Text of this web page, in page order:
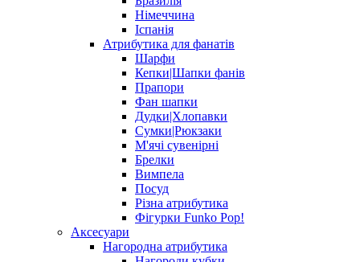
Німеччина
Іспанія
Атрибутика для фанатів
Шарфи
Кепки|Шапки фанів
Прапори
Фан шапки
Дудки|Хлопавки
Сумки|Рюкзаки
М'ячі сувенірні
Брелки
Вимпела
Посуд
Різна атрибутика
Фігурки Funko Pop!
Аксесуари
Нагородна атрибутика